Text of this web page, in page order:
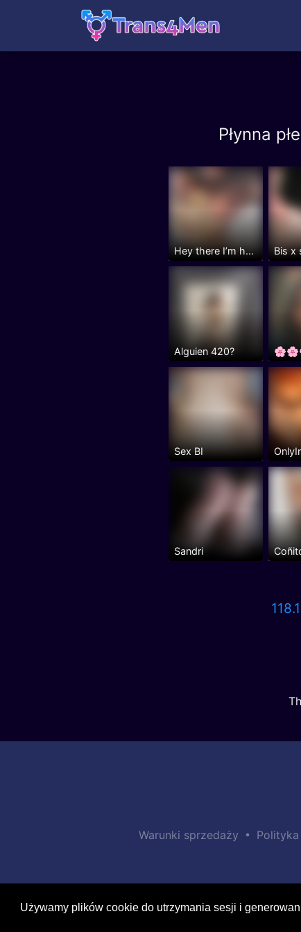
Używamy plików cookie do utrzymania sesji i
Płynna
Hey there I’m here to get some... Bis x
Alguien 420?
Sex BI
Sandri
Warunki sprzedaży •